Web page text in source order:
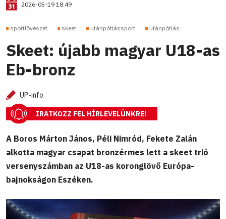
2026-05-19 18:49
sportlövészet skeet utánpótlássport utánpótlás
Skeet: újabb magyar U18-as
Eb-bronz
UP-info
IRATKOZZ FEL HÍRLEVELÜNKRE!
A Boros Márton János, Péli Nimród, Fekete Zalán
alkotta magyar csapat bronzérmes lett a skeet trió
versenyszámban az U18-as koronglövő Európa-
bajnokságon Eszéken.